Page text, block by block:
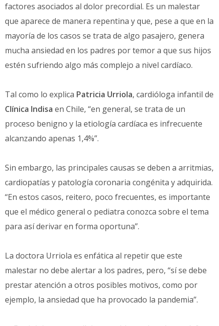
factores asociados al dolor precordial. Es un malestar
que aparece de manera repentina y que, pese a que en la
mayoría de los casos se trata de algo pasajero, genera
mucha ansiedad en los padres por temor a que sus hijos
estén sufriendo algo más complejo a nivel cardíaco.
Tal como lo explica Patricia Urriola, cardióloga infantil de
Clínica Indisa en Chile, “en general, se trata de un
proceso benigno y la etiología cardíaca es infrecuente
alcanzando apenas 1,4%”.
Sin embargo, las principales causas se deben a arritmias,
cardiopatías y patología coronaria congénita y adquirida.
“En estos casos, reitero, poco frecuentes, es importante
que el médico general o pediatra conozca sobre el tema
para así derivar en forma oportuna”.
La doctora Urriola es enfática al repetir que este
malestar no debe alertar a los padres, pero, “sí se debe
prestar atención a otros posibles motivos, como por
ejemplo, la ansiedad que ha provocado la pandemia”.